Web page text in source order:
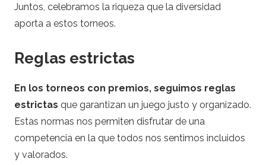
Juntos, celebramos la riqueza que la diversidad
aporta a estos torneos.
Reglas estrictas
En los torneos con premios, seguimos reglas
estrictas que garantizan un juego justo y organizado.
Estas normas nos permiten disfrutar de una
competencia en la que todos nos sentimos incluidos
y valorados.